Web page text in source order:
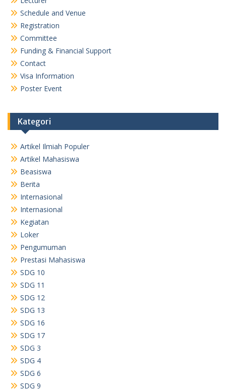
Schedule and Venue
Registration
Committee
Funding & Financial Support
Contact
Visa Information
Poster Event
Kategori
Artikel Ilmiah Populer
Artikel Mahasiswa
Beasiswa
Berita
Internasional
Internasional
Kegiatan
Loker
Pengumuman
Prestasi Mahasiswa
SDG 10
SDG 11
SDG 12
SDG 13
SDG 16
SDG 17
SDG 3
SDG 4
SDG 6
SDG 9